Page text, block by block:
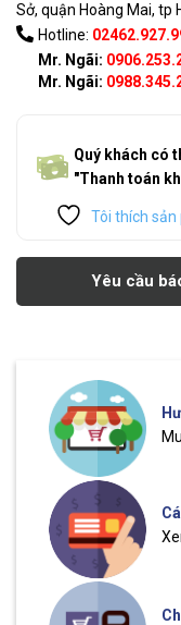
Sở, quận Hoàng Mai, tp
Hotline:
Mr. Ngãi:
Mr. Ngãi:
Quý khách có
"Thanh toán
Tôi thích
Yêu cầu